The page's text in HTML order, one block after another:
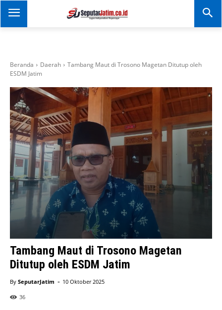
SEPUTAR JATIM
Portal Informasi Dan
Beranda Daerah
Tambang Maut di Trosono Magetan Ditutup oleh
ESDM Jatim
Tambang Maut di Trosono Magetan
Ditutup oleh ESDM Jatim
By SeputarJatim - 10 Oktober 2025
36